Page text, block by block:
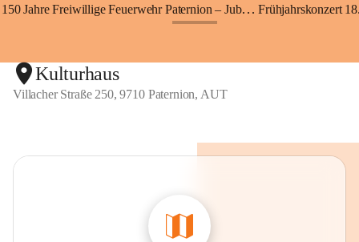
150 Jahre Freiwillige Feuerwehr Paternion – Jubiläumsfest Frühjahrskonzert
Kulturhaus
Villacher Straße 250, 9710 Paternion, AUT